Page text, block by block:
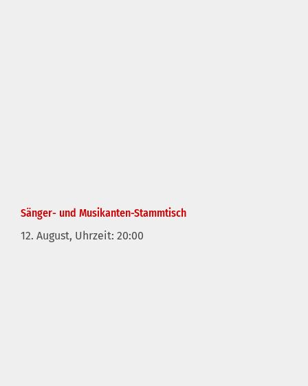
Sänger- und Musikanten-Stammtisch
12. August, Uhrzeit: 20:00